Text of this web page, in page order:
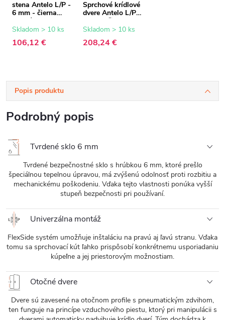
stena Antelo L/P -
6 mm - čierna
matná,
transparentné
Skladom > 10 ks
106,12 €
Sprchové krídlové
dvere Antelo L/P -
6 mm - čierna
matná,
sklo - 110x190
Skladom > 10 ks
208,24 €
Popis produktu
Podrobný popis
Tvrdené sklo 6 mm
Tvrdené bezpečnostné sklo s hrúbkou 6 mm, ktoré prešlo
špeciálnou tepelnou úpravou, má zvýšenú odolnosť proti rozbitiu a
mechanickému poškodeniu. Vďaka tejto vlastnosti ponúka vyšší
stupeň bezpečnosti pri používaní.
Univerzálna montáž
FlexSide systém umožňuje inštaláciu na pravú aj ľavú stranu. Vďaka
tomu sa sprchovací kút ľahko prispôsobí konkrétnemu usporiadaniu
kúpeľne a jej priestorovým možnostiam.
Otočné dvere
Dvere sú zavesené na otočnom profile s pneumatickým zdvihom,
ten funguje na princípe vzduchového piestu, ktorý pri manipulácii s